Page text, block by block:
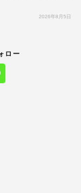
2026年8月5日
ロー